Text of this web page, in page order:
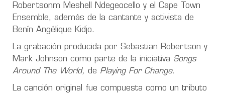
Robertsonm Meshell Ndegeocello y el Cape Town
Ensemble, además de la cantante y activista de
Benín Angélique Kidjo.
La grabación producida por Sebastian Robertson y
Mark Johnson como parte de la iniciativa Songs
Around The World, de Playing For Change.
La canción original fue compuesta como un tributo